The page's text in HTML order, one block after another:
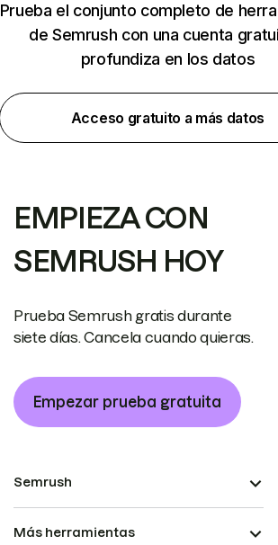
Prueba el conjunto completo de
de Semrush con una cuenta
profundiza en los datos
Acceso gratuito a más datos
EMPIEZA CON
SEMRUSH HOY
Prueba Semrush gratis durante
siete días. Cancela cuando quieras.
Empezar prueba gratuita
Semrush
Más herramientas